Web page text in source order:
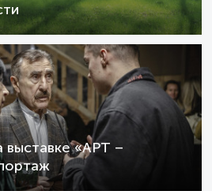
выставке «АРТ –